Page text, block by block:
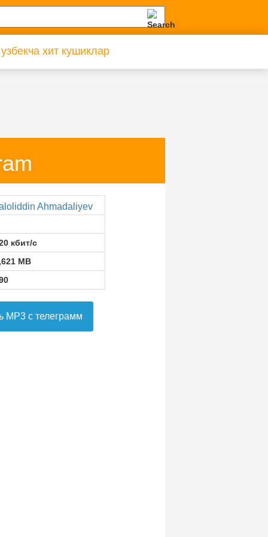
хит кушиклар
Ahmadaliyev
кбит/с
MB
MP3 с телеграмм